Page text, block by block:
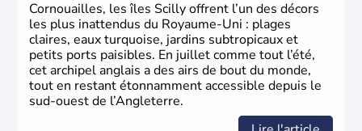
à partir de 1973, le Royaume-Uniengage, dès les années
1980, d’importantesréformes économiquesfondées sur
lelibéralisme, influençant durablement son
développement. Sonhistoire richecontinue de marquer
sa culture et son rayonnement international.
Cornouailles, les îles Scilly offrent l’un des décors
les plus inattendus du Royaume-Uni : plages
claires, eaux turquoise, jardins subtropicaux et
petits ports paisibles. En juillet comme tout l’été,
cet archipel anglais a des airs de bout du monde,
tout en restant étonnamment accessible depuis le
sud-ouest de l’Angleterre.